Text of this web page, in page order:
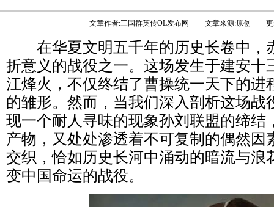
文章作者:三国群英传OL发布网 文章来源:原创
在华夏文明五千年的历史长卷中，
折意义的战役之一。这场发生于建安十
江烽火，不仅终结了曹操统一天下的进
的雏形。然而，当我们深入剖析这场战
现一个耐人寻味的现象孙刘联盟的缔结
产物，又处处渗透着不可复制的偶然因
交织，恰如历史长河中涌动的暗流与浪
变中国命运的战役。